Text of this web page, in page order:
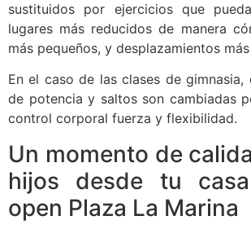
sustituidos por ejercicios que
lugares más reducidos de manera
más pequeños, y desplazamientos
En el caso de las clases de
de potencia y saltos son cambiadas
control corporal fuerza y flexibilidad.
Un momento de
hijos desde tu
open Plaza La Marina